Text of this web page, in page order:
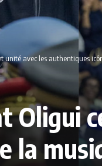
unité avec les authentiques
Oligui
la